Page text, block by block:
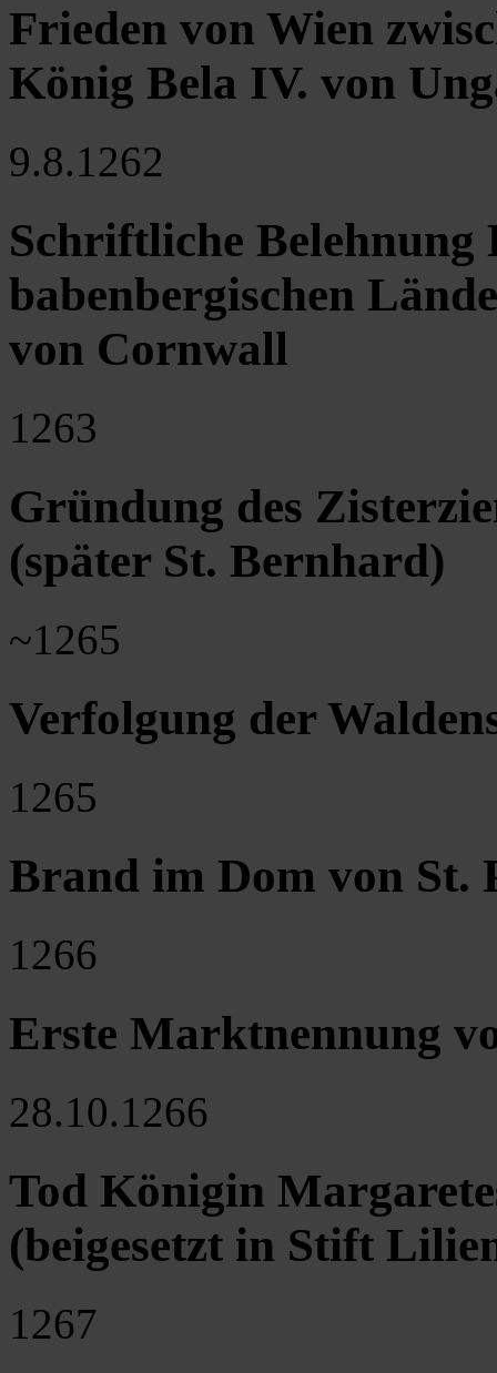
Frieden von Wien
König Bela IV. von
9.8.1262
Schriftliche
babenbergischen
von Cornwall
1263
Gründung des
(später St. Bernhard)
~1265
Verfolgung der
1265
Brand im Dom von St.
1266
Erste Marktnennung
28.10.1266
Tod Königin
(beigesetzt in Stift
1267